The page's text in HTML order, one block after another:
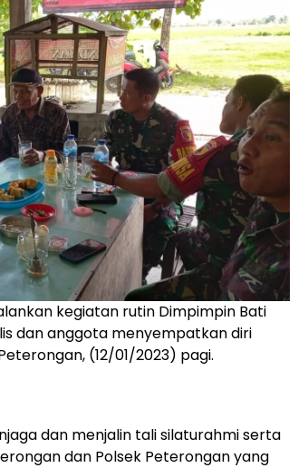
kegiatan rutin Dimpimpin Bati
dan anggota menyempatkan diri
(12/01/2023) pagi.
dan menjalin tali silaturahmi serta
dan Polsek Peterongan yang